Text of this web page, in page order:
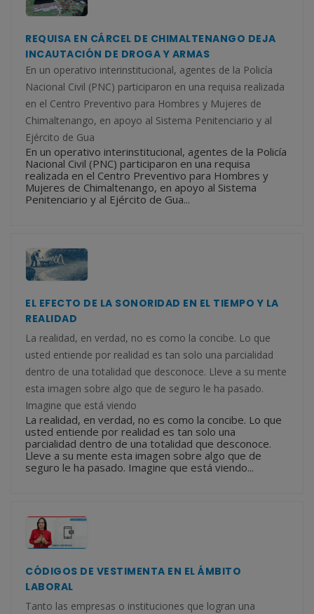
REQUISA EN CÁRCEL DE CHIMALTENANGO DEJA
INCAUTACIÓN DE DROGA Y ARMAS
En un operativo interinstitucional, agentes de la Policía
Nacional Civil (PNC) participaron en una requisa realizada
en el Centro Preventivo para Hombres y Mujeres de
Chimaltenango, en apoyo al Sistema Penitenciario y al
Ejército de Gua
En un operativo interinstitucional, agentes de la Policía
Nacional Civil (PNC) participaron en una requisa
realizada en el Centro Preventivo para Hombres y
Mujeres de Chimaltenango, en apoyo al Sistema
Penitenciario y al Ejército de Gua...
EL EFECTO DE LA SONORIDAD EN EL TIEMPO Y LA
REALIDAD
La realidad, en verdad, no es como la concibe. Lo que
usted entiende por realidad es tan solo una parcialidad
dentro de una totalidad que desconoce. Lleve a su mente
esta imagen sobre algo que de seguro le ha pasado.
Imagine que está viendo
La realidad, en verdad, no es como la concibe. Lo que
usted entiende por realidad es tan solo una
parcialidad dentro de una totalidad que desconoce.
Lleve a su mente esta imagen sobre algo que de
seguro le ha pasado. Imagine que está viendo...
CÓDIGOS DE VESTIMENTA EN EL ÁMBITO
LABORAL
Tanto las empresas o instituciones que logran una